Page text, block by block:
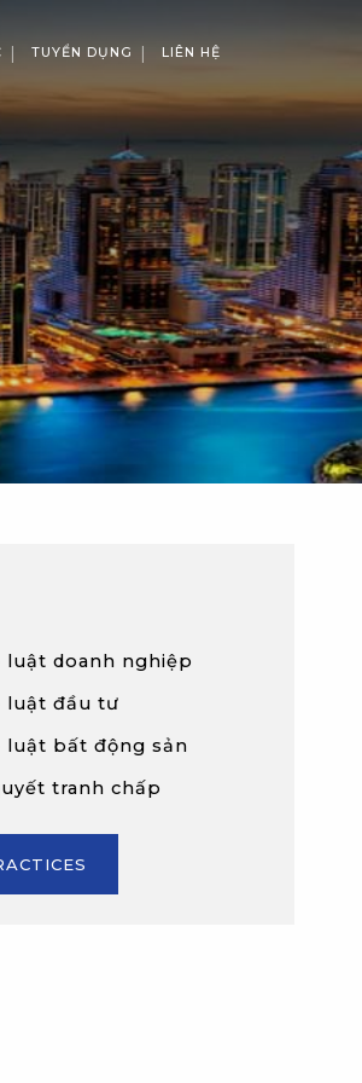
TUYỂN DỤNG LIÊN HỆ
luật doanh nghiệp
luật đầu tư
luật bất động sản
tranh chấp